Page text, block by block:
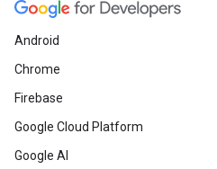
Android
Chrome
Firebase
Google Cloud Platform
Google AI